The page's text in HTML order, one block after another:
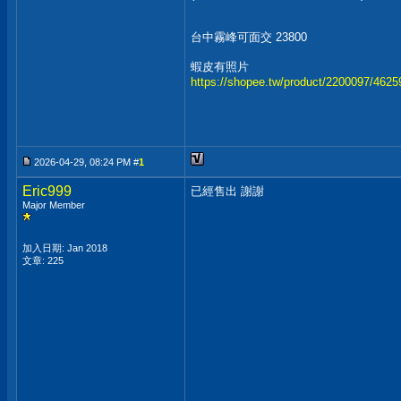
台中霧峰可面交 23800
蝦皮有照片
https://shopee.tw/product/2200097/
2026-04-29, 08:24 PM #1
Eric999
Major Member
加入日期: Jan 2018
文章: 225
已經售出 謝謝